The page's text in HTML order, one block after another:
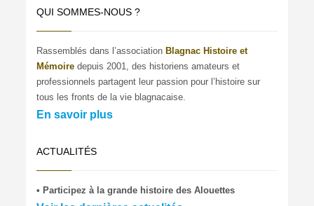
QUI SOMMES-NOUS ?
Rassemblés dans l’associationBlagnac Histoire et
Mémoire depuis 2001, des historiens amateurs et
professionnels partagent leur passion pour l’histoire sur
tous les fronts de la vie blagnacaise.
En savoir plus
ACTUALITÉS
• Participez à la grande histoire des Alouettes